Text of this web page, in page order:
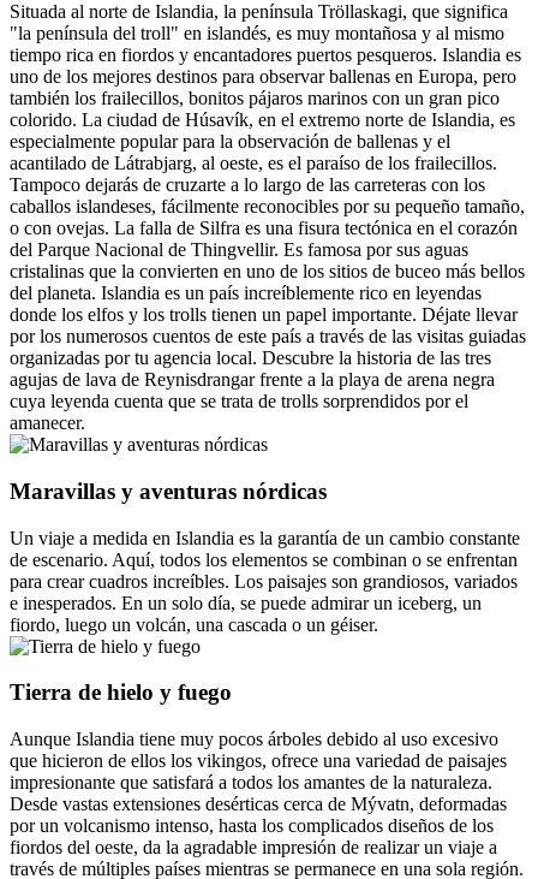
Situada al norte de Islandia, la península Tröllaskagi, que significa
"la península del troll" en islandés, es muy montañosa y al mismo
tiempo rica en fiordos y encantadores puertos pesqueros. Islandia es
uno de los mejores destinos para observar ballenas en Europa, pero
también los frailecillos, bonitos pájaros marinos con un gran pico
colorido. La ciudad de Húsavík, en el extremo norte de Islandia, es
especialmente popular para la observación de ballenas y el
acantilado de Látrabjarg, al oeste, es el paraíso de los frailecillos.
Tampoco dejarás de cruzarte a lo largo de las carreteras con los
caballos islandeses, fácilmente reconocibles por su pequeño tamaño,
o con ovejas. La falla de Silfra es una fisura tectónica en el corazón
del Parque Nacional de Thingvellir. Es famosa por sus aguas
cristalinas que la convierten en uno de los sitios de buceo más bellos
del planeta. Islandia es un país increíblemente rico en leyendas
donde los elfos y los trolls tienen un papel importante. Déjate llevar
por los numerosos cuentos de este país a través de las visitas guiadas
organizadas por tu agencia local. Descubre la historia de las tres
agujas de lava de Reynisdrangar frente a la playa de arena negra
cuya leyenda cuenta que se trata de trolls sorprendidos por el
amanecer.
Maravillas y aventuras nórdicas
Un viaje a medida en Islandia es la garantía de un cambio constante
de escenario. Aquí, todos los elementos se combinan o se enfrentan
para crear cuadros increíbles. Los paisajes son grandiosos, variados
e inesperados. En un solo día, se puede admirar un iceberg, un
fiordo, luego un volcán, una cascada o un géiser.
Tierra de hielo y fuego
Aunque Islandia tiene muy pocos árboles debido al uso excesivo
que hicieron de ellos los vikingos, ofrece una variedad de paisajes
impresionante que satisfará a todos los amantes de la naturaleza.
Desde vastas extensiones desérticas cerca de Mývatn, deformadas
por un volcanismo intenso, hasta los complicados diseños de los
fiordos del oeste, da la agradable impresión de realizar un viaje a
través de múltiples países mientras se permanece en una sola región.